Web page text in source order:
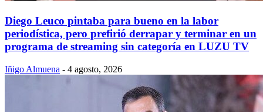
Diego Leuco pintaba para bueno en la labor
periodística, pero prefirió derrapar y terminar en un
programa de streaming sin categoría en LUZU TV
Iñigo Almuena - 4 agosto, 2026